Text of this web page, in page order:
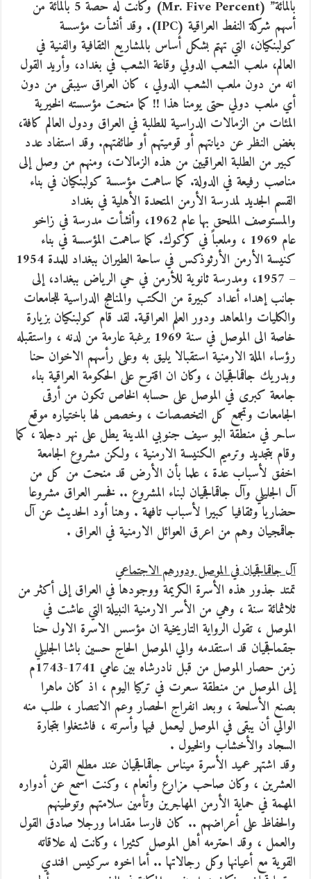
بالمائة” (Mr. Five Percent) وكانت له حصة 5 بالمائة من
أسهم شركة النفط العراقية (IPC). وقد أنشأت مؤسسة
كولبنكيان، التي تهتم بشكل أساس بالمشاريع الثقافية والفنية في
العالم، ملعب الشعب الدولي وقاعة الشعب في بغداد، وأريد القول
انه من دون ملعب الشعب الدولي ، كان العراق سيبقى من دون
أي ملعب دولي حتى يومنا هذا !! كما منحت مؤسسته الخيرية
المئات من الزمالات الدراسية للطلبة في العراق ودول العالم كافة،
بغض النظر عن ديانتهم أو قوميتهم أو طائفتهم. وقد استفاد عدد
كبير من الطلبة العراقيين من هذه الزمالات، ومنهم من وصل إلى
مناصب رفيعة في الدولة. كما ساهمت مؤسسة كولبنكيان في بناء
القسم الجديد لمدرسة الأرمن المتحدة الأهلية في بغداد
والمستوصف الملحق بها عام 1962، وأنشأت مدرسة في زاخو
عام 1969 ، وملعباً في كركوك. كما ساهمت المؤسسة في بناء
كنيسة الأرمن الأرثوذكس في ساحة الطيران ببغداد للمدة 1954
– 1957، ومدرسة ثانوية للأرمن في حي الرياض ببغداد، إلى
جانب إهداء أعداد كبيرة من الكتب والمناهج الدراسية للجامعات
والكليات والمعاهد ودور العلم العراقية. لقد قام كولبنكيان بزيارة
خاصة الى الموصل في سنة 1969 برغبة عارمة من لدنه ، واستقبله
رؤساء الملة الارمنية استقبالا يليق به وعلى رأسهم الاخوان حنا
وبدريك جاقماقجيان ، وكان ان اقترح على الحكومة العراقية بناء
جامعة كبرى في الموصل على حسابه الخاص تكون من أرقى
الجامعات وتجمع كل التخصصات ، وخصص لها باختياره موقع
ساحر في منطقة البو سيف جنوبي المدينة يطل على نهر دجلة ، كما
وقام بتجديد وترميم الكنيسة الارمنية ، ولكن مشروع الجامعة
اخفق لأسباب عدة ، علما بأن الأرض قد منحت من كل من
آل الجليلي وآل جاقماقجيان لبناء المشروع .. فخسر العراق مشروعا
حضاريا وثقافيا كبيرا لأسباب تافهة . وهنا أود الحديث عن آل
جاقمجيان وهم من اعرق العوائل الارمنية في العراق .
آل جاقماقجيان في الموصل ودورهم الاجتماعي
تمتد جذور هذه الأسرة الكريمة ووجودها في العراق إلى أكثر من
ثلاثمائة سنة ، وهي من الأسر الارمنية النبيلة التي عاشت في
الموصل ، تقول الرواية التاريخية ان مؤسس الاسرة الاول حنا
جقماقجيان قد استقدمه والي الموصل الحاج حسين باشا الجليلي
زمن حصار الموصل من قبل نادرشاه بين عامي 1741-1743م
إلى الموصل من منطقة سعرت في تركيا اليوم ، اذ كان ماهرا
بصنع الأسلحة ، وبعد انفراج الحصار وعم الانتصار ، طلب منه
الوالي أن يبقى في الموصل ليعمل فيها وأسرته ، فاشتغلوا بتجارة
السجاد والأخشاب والخيول .
وقد اشتهر عميد الأسرة ميناس جاقماقجيان عند مطلع القرن
العشرين ، وكان صاحب مزارع وأنعام ، وكنت اسمع عن أدواره
المهمة في حماية الأرمن المهاجرين وتأمين سلامتهم وتوطينهم
والحفاظ على أعراضهم .. كان فارسا مقداما ورجلا صادق القول
والعمل ، وقد احترمه أهل الموصل كثيرا ، وكانت له علاقاته
القوية مع أعيانها وكل رجالاتها .. أما اخوه سركيس افندي